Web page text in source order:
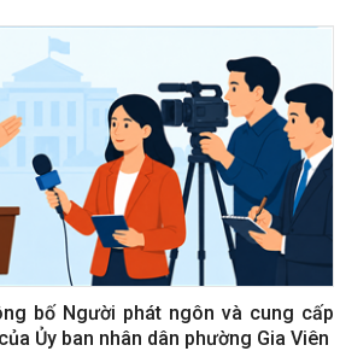
bố Người phát ngôn và cung cấp
Ủy ban nhân dân phường Gia Viên